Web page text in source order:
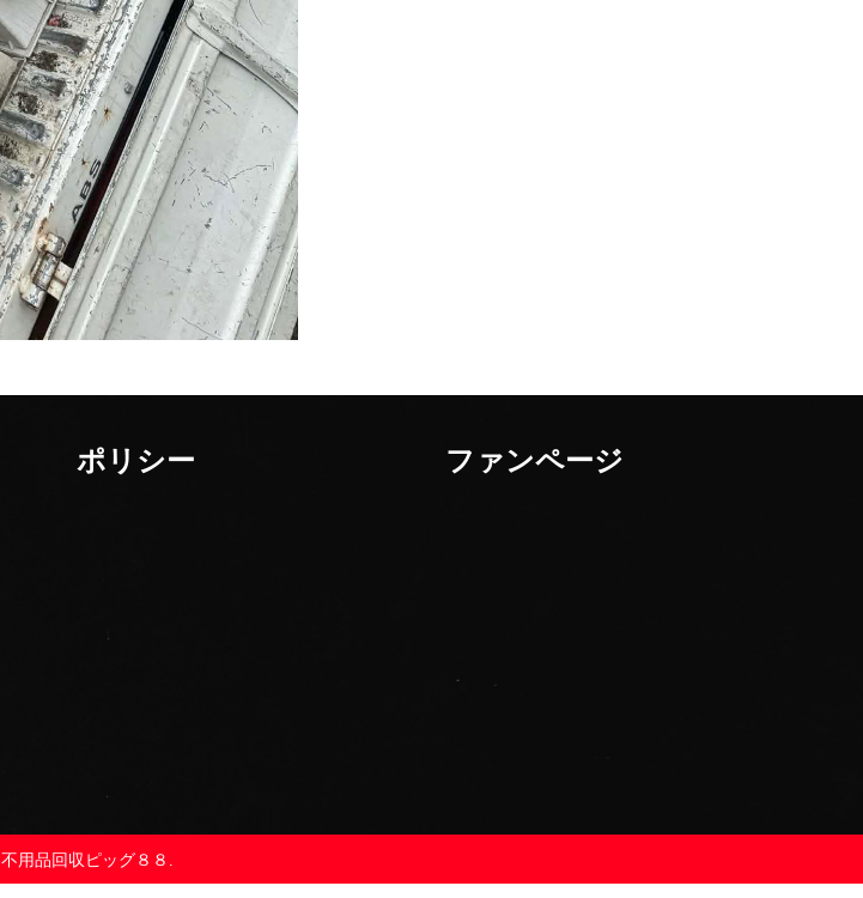
ポリシー ファンページ
用品回収ピッグ８８.